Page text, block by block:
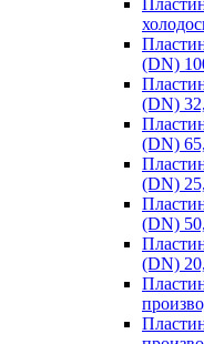
(DN)
(DN)
(DN)
(DN)
(DN)
(DN)